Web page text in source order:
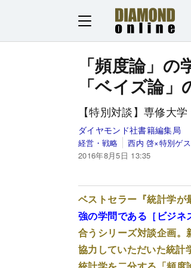
「頻度論」の
「ベイズ論
【特別対談】専修大
ダイヤモンド社書籍編集局
経営・戦略
西内 啓×特別ゲ
2016年8月5日 13:35
ベストセラー『統計学が
強の学問である［ビジネ
合うシリーズ対談企画。
協力していただいた統計